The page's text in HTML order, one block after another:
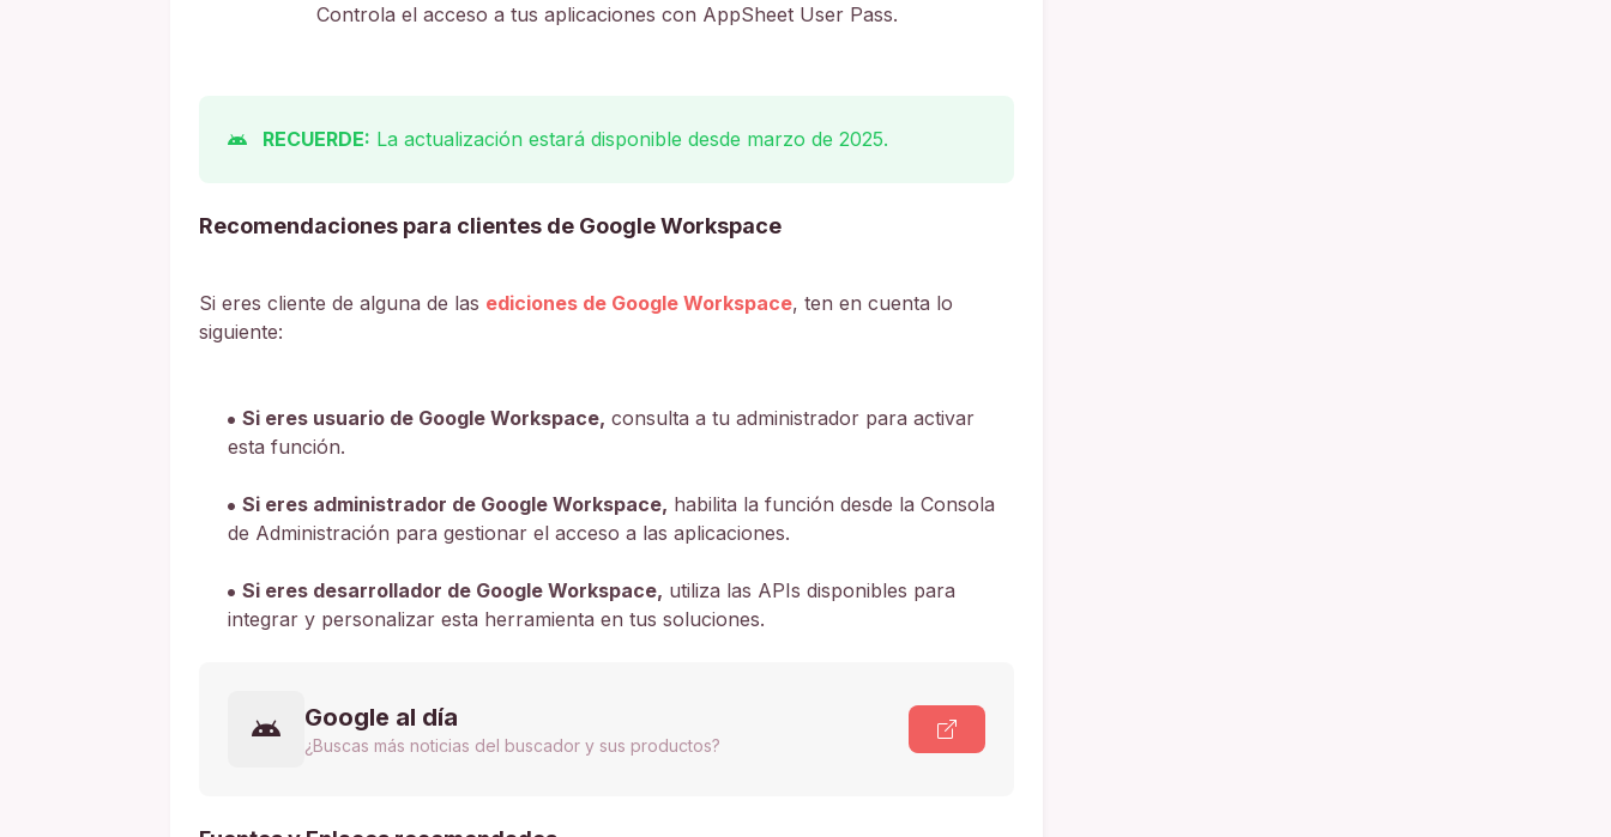
Controla el acceso a tus aplicaciones con AppSheet User Pass.
RECUERDE: La actualización estará disponible desde marzo de 2025.
Recomendaciones para clientes de Google Workspace
Si eres cliente de alguna de las ediciones de Google Workspace, ten en cuenta lo
siguiente:
Si eres usuario de Google Workspace, consulta a tu administrador para activar
esta función.
Si eres administrador de Google Workspace, habilita la función desde la Consola
de Administración para gestionar el acceso a las aplicaciones.
Si eres desarrollador de Google Workspace, utiliza las APIs disponibles para
integrar y personalizar esta herramienta en tus soluciones.
Google al día
¿Buscas más noticias del buscador y sus productos?